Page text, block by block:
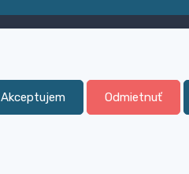
Široký sortiment, z
pomôžeme vybrať
Akceptujem Odmietnuť